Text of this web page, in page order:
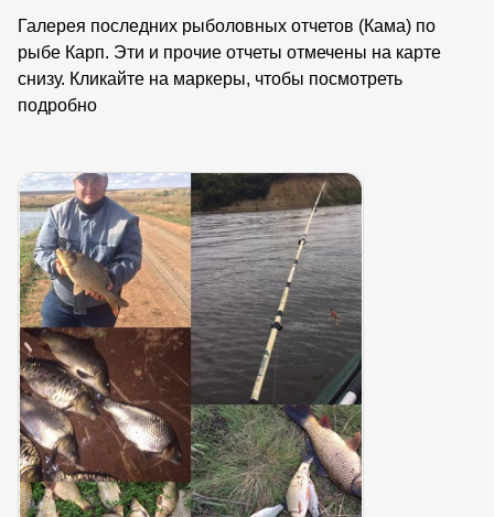
Галерея последних рыболовных отчетов (Кама) по
рыбе Карп. Эти и прочие отчеты отмечены на карте
снизу. Кликайте на маркеры, чтобы посмотреть
подробно